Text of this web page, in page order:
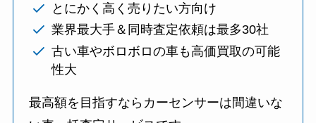
とにかく高く売りたい方向け
業界最大手＆同時査定依頼は最多30社
古い車やボロボロの車も高価買取の可能
性大
最高額を目指すならカーセンサーは間違いな